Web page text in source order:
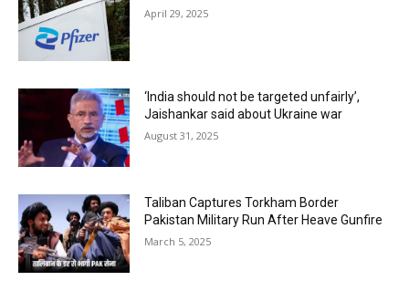
April 29, 2025
‘India should not be targeted unfairly’,
Jaishankar said about Ukraine war
August 31, 2025
Taliban Captures Torkham Border
Pakistan Military Run After Heave Gunfire
March 5, 2025